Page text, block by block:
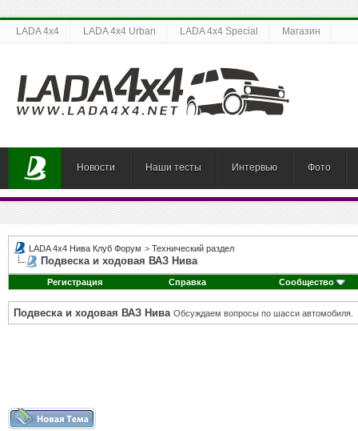
LADA 4x4 LADA 4x4 Urban LADA 4x4 Special Магазин
Новости Наши тесты Интервью Фото
LADA 4x4 Нива Клуб Форум > Технический раздел
Подвеска и ходовая ВАЗ Нива
Регистрация Справка Сообщество
Подвеска и ходовая ВАЗ Нива Обсуждаем вопросы по шасси автомобиля.